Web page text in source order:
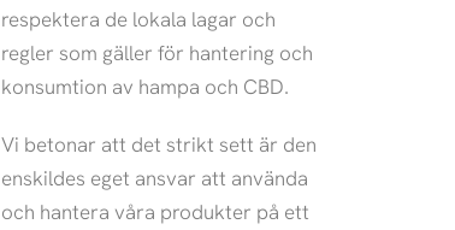
respektera de lokala lagar och
regler som gäller för hantering och
konsumtion av hampa och CBD.
Vi betonar att det strikt sett är den
enskildes eget ansvar att använda
och hantera våra produkter på ett